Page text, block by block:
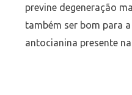
previne degeneração
também ser bom para
antocianina presente